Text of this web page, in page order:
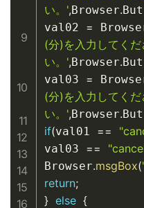
い。',Browser.
val02 =
(分)を入力してくだ
い。',Browser.
val03 =
(分)を入力してくだ
い。',Browser.
if(val01 ==
val03 ==
Browser.msgBox(
return;
} else {